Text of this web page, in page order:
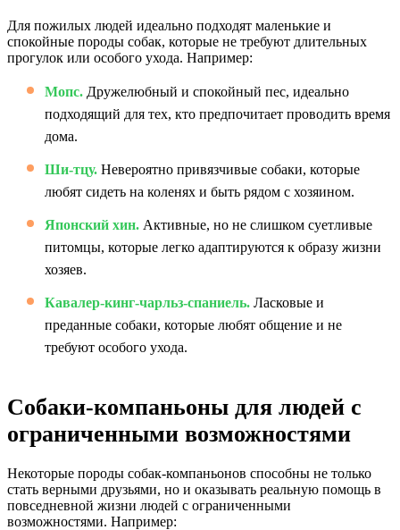
Для пожилых людей идеально подходят маленькие и
спокойные породы собак, которые не требуют длительных
прогулок или особого ухода. Например:
Мопс. Дружелюбный и спокойный пес, идеально
подходящий для тех, кто предпочитает проводить время
дома.
Ши-тцу. Невероятно привязчивые собаки, которые
любят сидеть на коленях и быть рядом с хозяином.
Японский хин. Активные, но не слишком суетливые
питомцы, которые легко адаптируются к образу жизни
хозяев.
Кавалер-кинг-чарльз-спаниель. Ласковые и
преданные собаки, которые любят общение и не
требуют особого ухода.
Собаки-компаньоны для людей с
ограниченными возможностями
Некоторые породы собак-компаньонов способны не только
стать верными друзьями, но и оказывать реальную помощь в
повседневной жизни людей с ограниченными
возможностями. Например: